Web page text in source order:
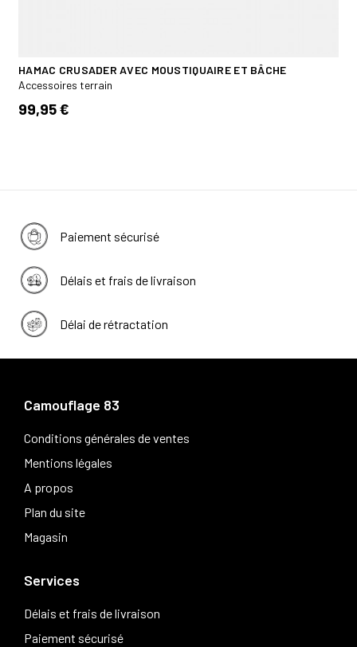
HAMAC CRUSADER AVEC MOUSTIQUAIRE ET BÂCHE
Accessoires terrain
99,95 €
Paiement sécurisé
Délais et frais de livraison
Délai de rétractation
Camouflage 83
Conditions générales de ventes
Mentions légales
A propos
Plan du site
Magasin
Services
Délais et frais de livraison
Paiement sécurisé